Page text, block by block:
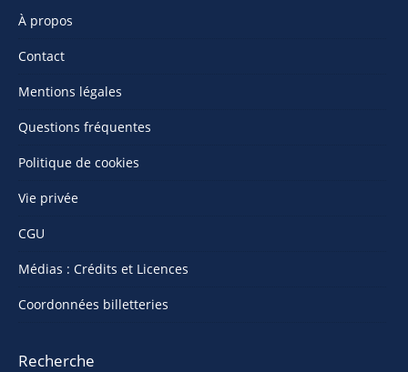
À propos
Contact
Mentions légales
Questions fréquentes
Politique de cookies
Vie privée
CGU
Médias : Crédits et Licences
Coordonnées billetteries
Recherche